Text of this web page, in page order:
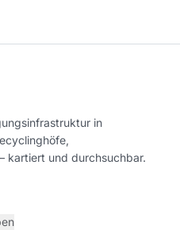
in
kartiert und durchsuchbar.